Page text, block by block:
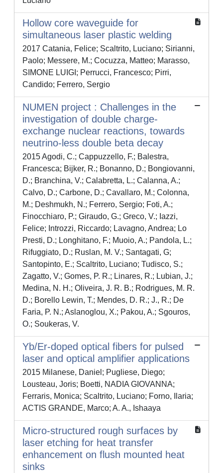
Hollow core waveguide for
simultaneous laser plastic welding
2017 Catania, Felice; Scaltrito, Luciano; Sirianni,
Paolo; Messere, M.; Cocuzza, Matteo; Marasso,
SIMONE LUIGI; Perrucci, Francesco; Pirri,
Candido; Ferrero, Sergio
NUMEN project : Challenges in the
investigation of double charge-
exchange nuclear reactions, towards
neutrino-less double beta decay
2015 Agodi, C.; Cappuzzello, F.; Balestra,
Francesca; Bijker, R.; Bonanno, D.; Bongiovanni,
D.; Branchina, V.; Calabretta, L.; Calanna, A.;
Calvo, D.; Carbone, D.; Cavallaro, M.; Colonna,
M.; Deshmukh, N.; Ferrero, Sergio; Foti, A.;
Finocchiaro, P.; Giraudo, G.; Greco, V.; Iazzi,
Felice; Introzzi, Riccardo; Lavagno, Andrea; Lo
Presti, D.; Longhitano, F.; Muoio, A.; Pandola, L.;
Rifuggiato, D.; Ruslan, M. V.; Santagati, G;
Santopinto, E.; Scaltrito, Luciano; Tudisco, S.;
Zagatto, V.; Gomes, P. R.; Linares, R.; Lubian, J.;
Medina, N. H.; Oliveira, J. R. B.; Rodrigues, M. R.
D.; Borello Lewin, T.; Mendes, D. R.; J., R.; De
Faria, P. N.; Aslanoglou, X.; Pakou, A.; Sgouros,
O.; Soukeras, V.
Yb/Er-doped optical fibers for pulsed
laser and optical amplifier applications
2015 Milanese, Daniel; Pugliese, Diego;
Lousteau, Joris; Boetti, NADIA GIOVANNA;
Ferraris, Monica; Scaltrito, Luciano; Forno, Ilaria;
ACTIS GRANDE, Marco; A. A., Ishaaya
Micro-structured rough surfaces by
laser etching for heat transfer
enhancement on flush mounted heat
sinks